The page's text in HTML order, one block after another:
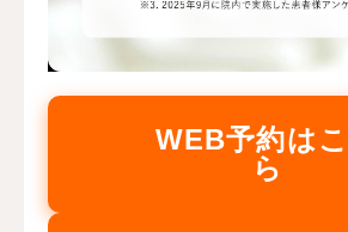
WEB予約は
ら